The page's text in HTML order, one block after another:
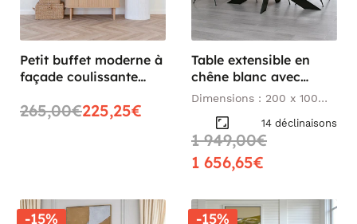
Petit buffet moderne à
façade coulissante
265,00€225,25€
Table extensible en
chêne blanc avec
bords naturels 200 cm
Dimensions : 200 x 100
14 déclinaisons
1 949,00€
1 656,65€
-15% -15%